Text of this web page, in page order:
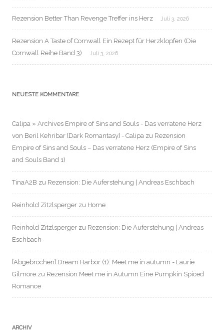
Rezension Better Than Revenge Treffer ins Herz Juli 3, 2026
Rezension A Taste of Cornwall Ein Rezept für Herzklopfen (Die
Cornwall Reihe Band 3)
Juli 3, 2026
NEUESTE KOMMENTARE
Calipa » Archives Empire of Sins and Souls - Das verratene Herz
von Beril Kehribar [Dark Romantasy] - Calipa zu Rezension
Empire of Sins and Souls – Das verratene Herz (Empire of Sins
and Souls Band 1)
TinaA2B zu Rezension: Die Auferstehung | Andreas Eschbach
Reinhold Zitzlsperger zu Home
Reinhold Zitzlsperger zu Rezension: Die Auferstehung | Andreas
Eschbach
[Abgebrochen] Dream Harbor (1): Meet me in autumn - Laurie
Gilmore zu Rezension Meet me in Autumn Eine Pumpkin Spiced
Romance
ARCHIV